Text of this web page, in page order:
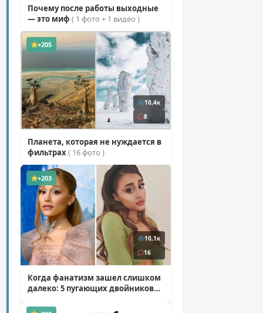
Почему после работы выходные
— это миф ( 1 фото + 1 видео )
+205
10,4к
8
Планета, которая не нуждается в
фильтрах( 16 фото )
+203
10,1к
16
Когда фанатизм зашел слишком
далеко: 5 пугающих двойников